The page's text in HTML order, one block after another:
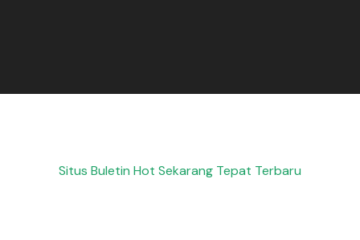
Situs Buletin Hot Sekarang Tepat Terbaru